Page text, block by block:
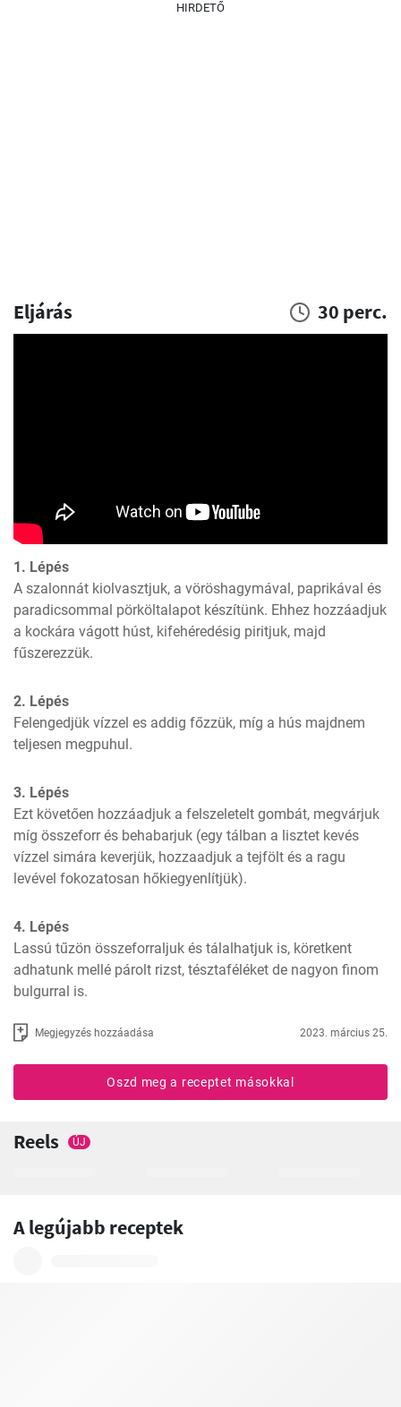
HIRDETŐ
Eljárás 30 perc.
1. Lépés
A szalonnát kiolvasztjuk, a vöröshagymával, paprikával és
paradicsommal pörköltalapot készítünk. Ehhez hozzáadjuk
a kockára vágott húst, kifehéredésig piritjuk, majd
fűszerezzük.
2. Lépés
Felengedjük vízzel es addig főzzük, míg a hús majdnem
teljesen megpuhul.
3. Lépés
Ezt követően hozzáadjuk a felszeletelt gombát, megvárjuk
míg összeforr és behabarjuk (egy tálban a lisztet kevés
vízzel simára keverjük, hozzaadjuk a tejfölt és a ragu
levével fokozatosan hőkiegyenlítjük).
4. Lépés
Lassú tűzön összeforraljuk és tálalhatjuk is, köretkent
adhatunk mellé párolt rizst, tésztaféléket de nagyon finom
bulgurral is.
Megjegyzés hozzáadása 2023. március 25.
Oszd meg a receptet másokkal
Reels ÚJ
A legújabb receptek